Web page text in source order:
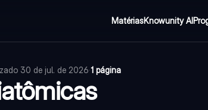
MatériasKnowunity AI
30 de jul. de 2026·1 página